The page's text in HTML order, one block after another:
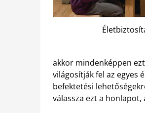
akkor mindenképpen
világosítják fel az egyes
befektetési
válassza ezt a